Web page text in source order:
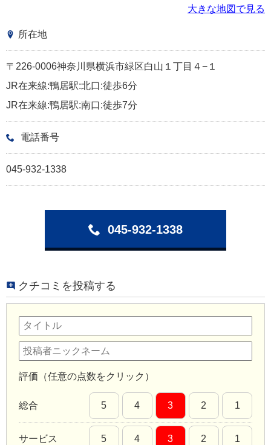
大きな地図で見る
所在地
〒226-0006神奈川県横浜市緑区白山１丁目４−１
JR在来線:鴨居駅:北口:徒歩6分
JR在来線:鴨居駅:南口:徒歩7分
電話番号
045-932-1338
045-932-1338
クチコミを投稿する
評価（任意の点数をクリック）
総合 5 4 3 2 1
サービス 5 4 3 2 1